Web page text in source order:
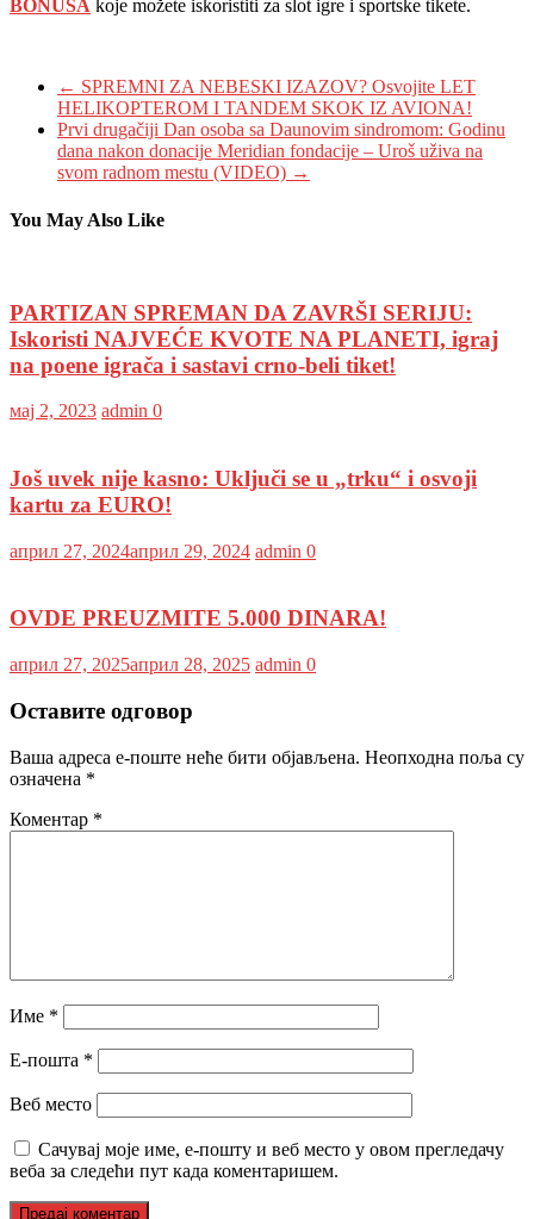
BONUSA koje možete iskoristiti za slot igre i sportske tikete.
← SPREMNI ZA NEBESKI IZAZOV? Osvojite LET
HELIKOPTEROM I TANDEM SKOK IZ AVIONA!
Prvi drugačiji Dan osoba sa Daunovim sindromom: Godinu
dana nakon donacije Meridian fondacije – Uroš uživa na
svom radnom mestu (VIDEO) →
You May Also Like
PARTIZAN SPREMAN DA ZAVRŠI SERIJU:
Iskoristi NAJVEĆE KVOTE NA PLANETI, igraj
na poene igrača i sastavi crno-beli tiket!
мај 2, 2023 admin 0
Još uvek nije kasno: Uključi se u „trku“ i osvoji
kartu za EURO!
април 27, 2024април 29, 2024 admin 0
OVDE PREUZMITE 5.000 DINARA!
април 27, 2025април 28, 2025 admin 0
Оставите одговор
Ваша адреса е-поште неће бити објављена. Неопходна поља су
означена *
Коментар *
Име *
Е-пошта *
Веб место
Сачувај моје име, е-пошту и веб место у овом прегледачу
веба за следећи пут када коментаришем.